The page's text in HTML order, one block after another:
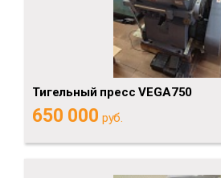
Тигельный пресс VEGA750
650 000 руб.